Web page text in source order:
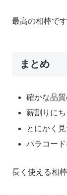
最高の相棒です
まとめ
確かな品
薪割りに
とにかく
パラコー
長く使える相